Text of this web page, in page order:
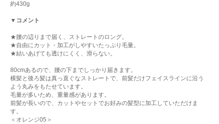
約430g
▼コメント
★腰の辺りまで届く、ストレートのロング。
★自由にカット・加工がしやすいたっぷり毛量。
★結いあげても透けにくく、滑らない。
80cmあるので、腰の下までしっかり届きます。
横髪と後ろ髪は真っ直ぐなストレートで、前髪だけフェイスラインに沿う
よう丸みをもたせています。
毛量が多いため、重量感があります。
前髪が長いので、カットやセットでお好みの髪型に加工していただけま
す。
＜オレンジ05＞